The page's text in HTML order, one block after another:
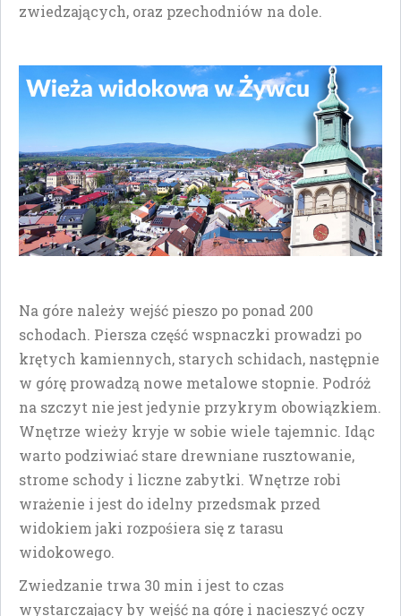
zwiedzających, oraz pzechodniów na dole.
Na góre należy wejść pieszo po ponad 200
schodach. Piersza część wspnaczki prowadzi po
krętych kamiennych, starych schidach, następnie
w górę prowadzą nowe metalowe stopnie. Podróż
na szczyt nie jest jedynie przykrym obowiązkiem.
Wnętrze wieży kryje w sobie wiele tajemnic. Idąc
warto podziwiać stare drewniane rusztowanie,
strome schody i liczne zabytki. Wnętrze robi
wrażenie i jest do idelny przedsmak przed
widokiem jaki rozpośiera się z tarasu
widokowego.
Zwiedzanie trwa 30 min i jest to czas
wystarczający by wejść na górę i nacieszyć oczy